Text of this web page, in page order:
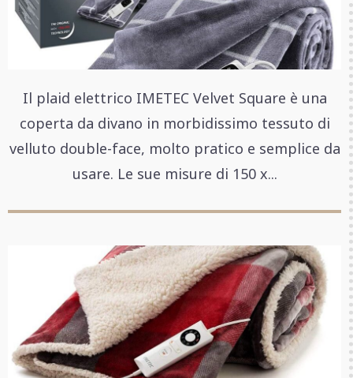
Il plaid elettrico IMETEC Velvet Square è una
coperta da divano in morbidissimo tessuto di
velluto double-face, molto pratico e semplice da
usare. Le sue misure di 150 x...